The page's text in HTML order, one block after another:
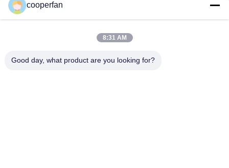
Spezielle Zeit des Adsorbent-Stickstoff-Molekularsieb-CMS-
220 2X50S Adsorprion
Langer Nutzungsdauer-Kohlenstoff-Molekularsieb CMS-240
cooperfan
8:31 AM
Good day, what product are you looking for?